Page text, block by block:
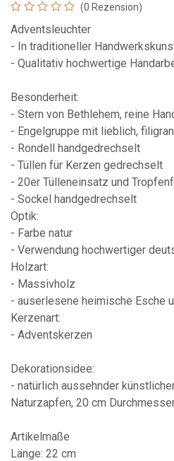
(0 Rezension)
Adventsleuchter
- In traditioneller
- Qualitativ hochwertige
Besonderheit:
- Stern von Bethlehem, reine
- Engelgruppe mit lieblich,
- Rondell handgedrechselt
- Tüllen für Kerzen gedrechselt
- 20er Tülleneinsatz und
- Sockel handgedrechselt
Optik:
- Farbe natur
- Verwendung hochwertiger
Holzart:
- Massivholz
- auserlesene heimische Esche
Kerzenart:
- Adventskerzen
Dekorationsidee:
- natürlich aussehnder
Naturzapfen, 20 cm
Artikelmaße
Länge: 22 cm